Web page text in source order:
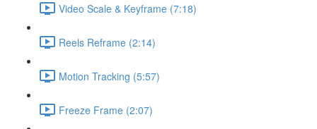
Video Scale & Keyframe (7:18)
Reels Reframe (2:14)
Motion Tracking (5:57)
Freeze Frame (2:07)